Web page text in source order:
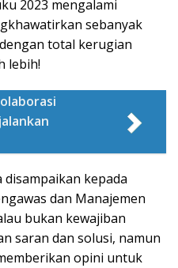
2023 mengalami
sebanyak
total kerugian
lebih!
disampaikan kepada
dan Manajemen
bukan kewajiban
saran dan solusi, namun
opini untuk